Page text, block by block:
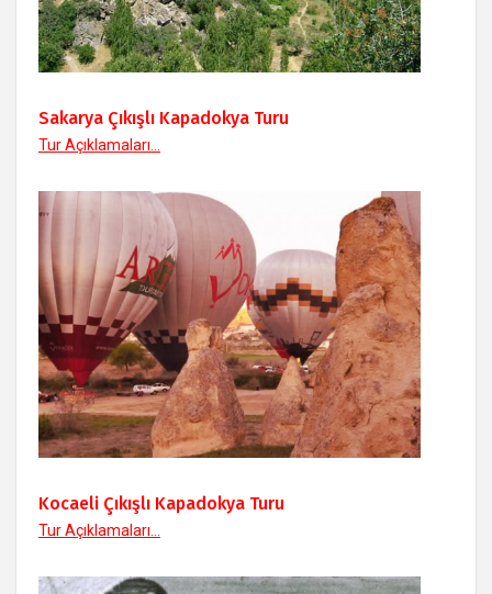
Sakarya Çıkışlı Kapadokya Turu
Tur Açıklamaları...
Kocaeli Çıkışlı Kapadokya Turu
Tur Açıklamaları...